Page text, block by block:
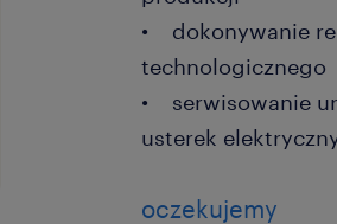
• dokonywanie
technologicznego
• serwisowanie
usterek
oczekujemy